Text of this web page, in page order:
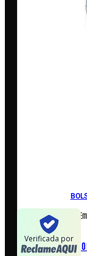
COMPRAR
Verificada por